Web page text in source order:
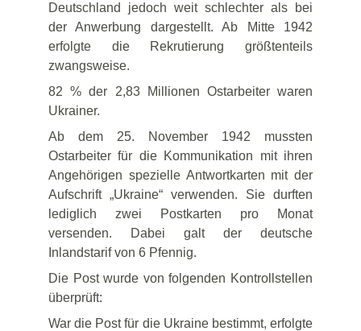
Deutschland jedoch weit schlechter als bei
der Anwerbung dargestellt. Ab Mitte 1942
erfolgte die Rekrutierung größtenteils
zwangsweise.
82 % der 2,83 Millionen Ostarbeiter waren
Ukrainer.
Ab dem 25. November 1942 mussten
Ostarbeiter für die Kommunikation mit ihren
Angehörigen spezielle Antwortkarten mit der
Aufschrift „Ukraine“ verwenden. Sie durften
lediglich zwei Postkarten pro Monat
versenden. Dabei galt der deutsche
Inlandstarif von 6 Pfennig.
Die Post wurde von folgenden Kontrollstellen
überprüft:
War die Post für die Ukraine bestimmt, erfolgte